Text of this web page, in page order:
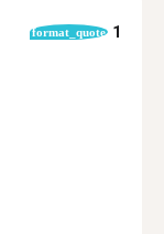
format_quote 1